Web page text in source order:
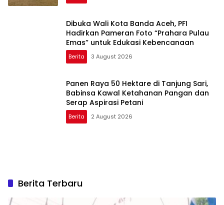
Dibuka Wali Kota Banda Aceh, PFI
Hadirkan Pameran Foto “Prahara Pulau
Emas” untuk Edukasi Kebencanaan
Berita 3 August 2026
Panen Raya 50 Hektare di Tanjung Sari,
Babinsa Kawal Ketahanan Pangan dan
Serap Aspirasi Petani
Berita 2 August 2026
Berita Terbaru